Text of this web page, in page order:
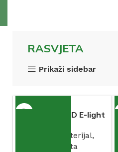
RASVJETA
Prikaži sidebar
Plafonjera LED E-light
Elektromaterijal,
Rasvjeta